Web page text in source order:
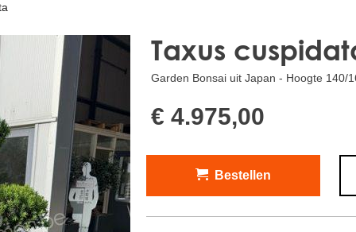
Taxus
Garden Bonsai uit Japan - Hoogte 140/
€ 4.975,00
Bestellen